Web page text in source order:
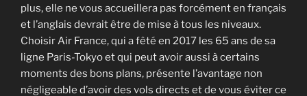
plus, elle ne vous accueillera pas forcément en français
et l’anglais devrait être de mise à tous les niveaux.
Choisir Air France, qui a fêté en 2017 les 65 ans de sa
ligne Paris-Tokyo et qui peut avoir aussi à certains
moments des bons plans, présente l’avantage non
négligeable d’avoir des vols directs et de vous éviter ce